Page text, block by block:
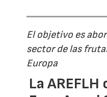
El objetivo es
sector de las
Europa
La